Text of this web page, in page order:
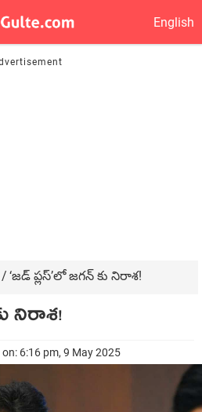
English
/ ‘జడ్ ప్లస్’లో జగన్ కు నిరాశ!
నిరాశ!
6:16 pm, 9 May 2025